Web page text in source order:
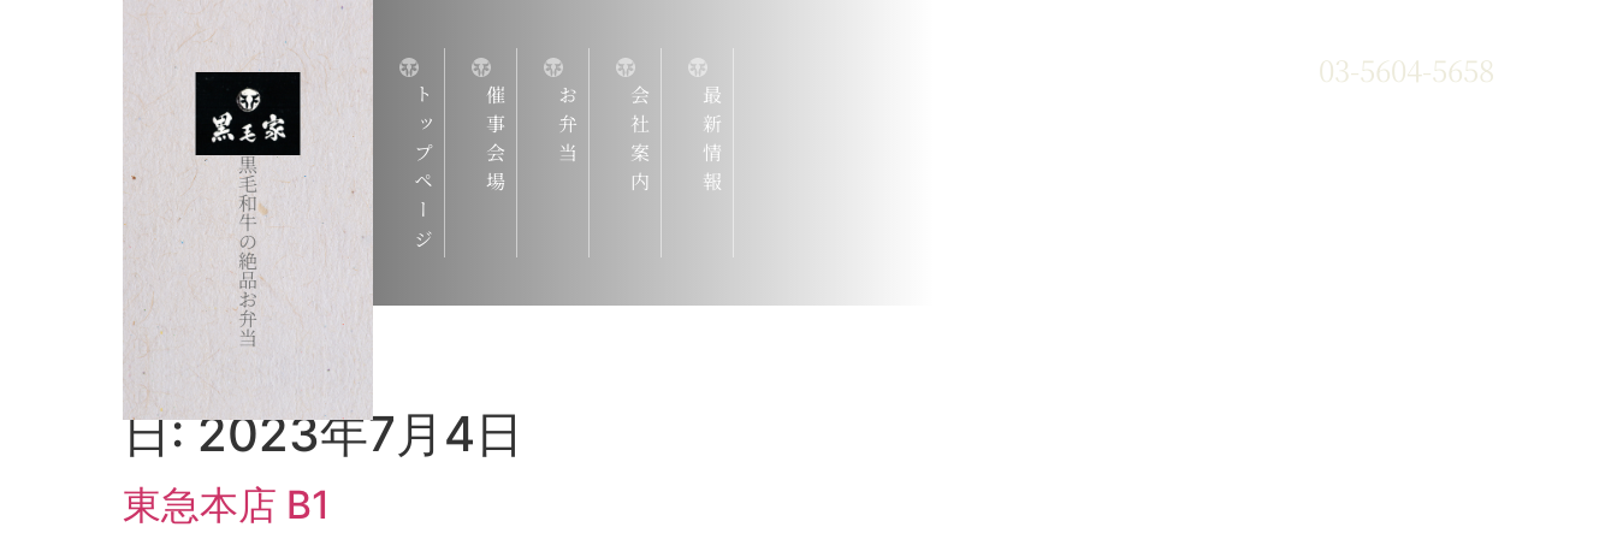
黒
毛
和
牛
の
絶
品
お
弁
当
トップページ 催事会場 お弁当 会社案内 最新情報
03-5604-5658
日:2023年7月4日
東急本店 B1